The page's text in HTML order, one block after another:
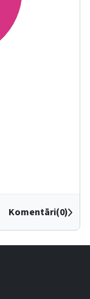
Komentāri(0)